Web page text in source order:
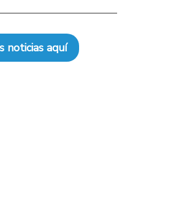
noticias aquí